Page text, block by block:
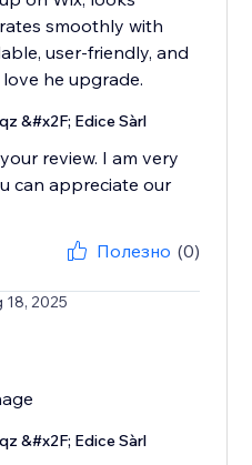
smoothly with
user-friendly, and
he upgrade.
&#x2F; Edice Sàrl
review. I am very
can appreciate our
Полезно (0)
18, 2025
&#x2F; Edice Sàrl